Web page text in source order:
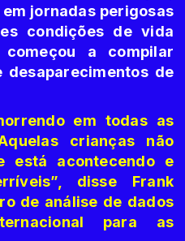
jornadas perigosas
condições de vida
a compilar
desaparecimentos de
em todas as
crianças não
está acontecendo e
disse Frank
de análise de dados
para as